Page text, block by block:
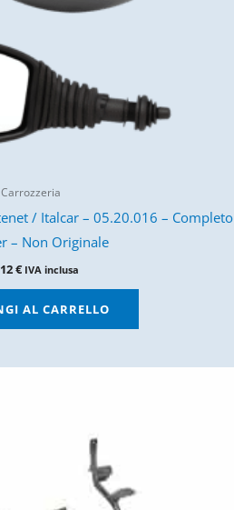
Carrozzeria
/ Italcar – 05.20.016 – Completo
– Non Originale
€ IVA inclusa
AL CARRELLO